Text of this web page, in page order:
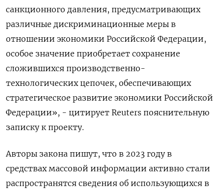
санкционного давления, предусматривающих
различные дискриминационные меры в
отношении экономики Российской Федерации,
особое значение приобретает сохранение
сложившихся производственно-
технологических цепочек, обеспечивающих
стратегическое развитие экономики Российской
Федерации», - цитирует Reuters пояснительную
записку к проекту.
Авторы закона пишут, что в 2023 году в
средствах массовой информации активно стали
распространятся сведения об использующихся в